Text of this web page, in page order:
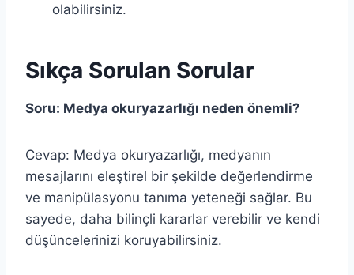
olabilirsiniz.
Sıkça Sorulan Sorular
Soru: Medya okuryazarlığı neden önemli?
Cevap: Medya okuryazarlığı, medyanın
mesajlarını eleştirel bir şekilde değerlendirme
ve manipülasyonu tanıma yeteneği sağlar. Bu
sayede, daha bilinçli kararlar verebilir ve kendi
düşüncelerinizi koruyabilirsiniz.